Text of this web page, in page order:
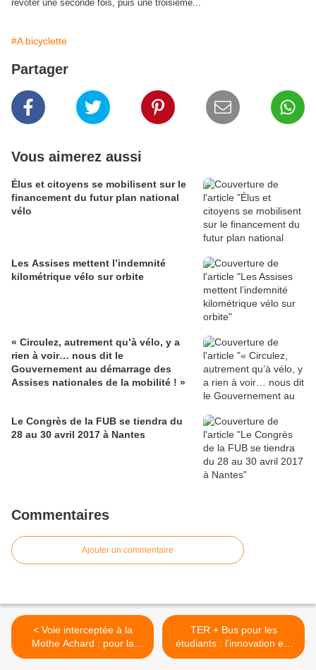
revoter une seconde fois, puis une troisième...
#A bicyclette
Partager
Vous aimerez aussi
Élus et citoyens se mobilisent sur le
financement du futur plan national
vélo
Les Assises mettent l’indemnité
kilométrique vélo sur orbite
« Circulez, autrement qu’à vélo, y a
rien à voir… nous dit le
Gouvernement au démarrage des
Assises nationales de la mobilité ! »
Le Congrès de la FUB se tiendra du
28 au 30 avril 2017 à Nantes
Commentaires
Ajouter un commentaire
< Voie interceptée à la
Mothe Achard : pour la
bonne cause !
TER + Bus pour les
étudiants : l'innovation est
en dehors de Pays de la